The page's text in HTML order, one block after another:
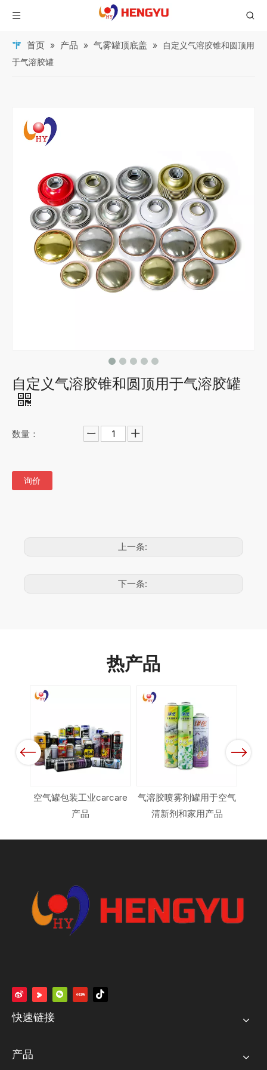
首页 » 产品 » 气雾罐顶底盖 »
自定义气溶胶锥和圆顶用
于气溶胶罐
自定义气溶胶锥和圆顶用于气溶胶罐
数量：
询价
上一条:
下一条:
热产品
Previous
空气罐包装工业carcare
产品
气溶胶喷雾剂罐用于空气
清新剂和家用产品
Next
快速链接
产品